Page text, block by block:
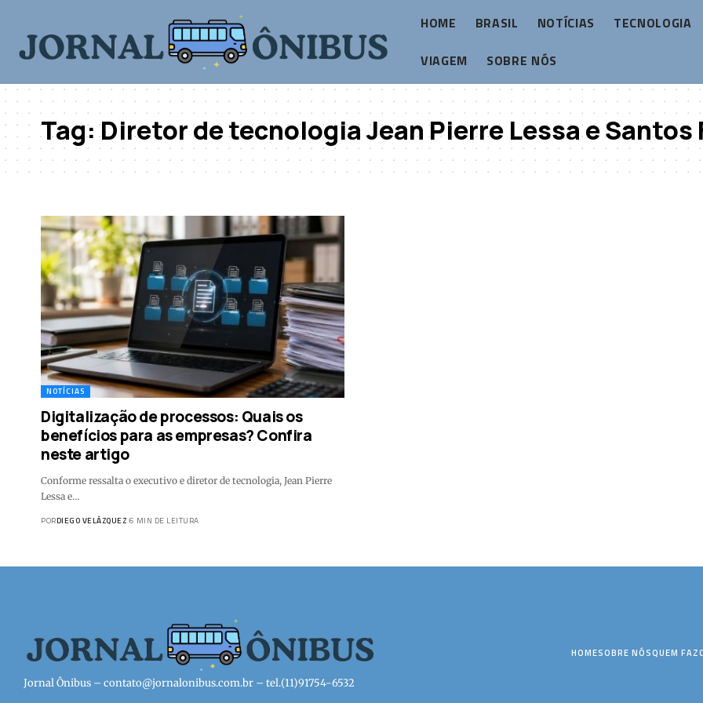
HOME BRASIL NOTÍCIAS
TECNOLOGIA
VIAGEM
SOBRE NÓS
Tag:Diretor de tecnologia Jean Pierre Lessa e Santos
NOTÍCIAS
Digitalização de processos: Quais os
benefícios para as empresas? Confira
neste artigo
Conforme ressalta o executivo e diretor de tecnologia, Jean Pierre
Lessa e…
PORDIEGO VELÁZQUEZ 6 MIN DE LEITURA
Jornal Ônibus – contato@jornalonibus.com.br – tel.(11)91754-6532
HOMESOBRE NÓSQUEM FAZ